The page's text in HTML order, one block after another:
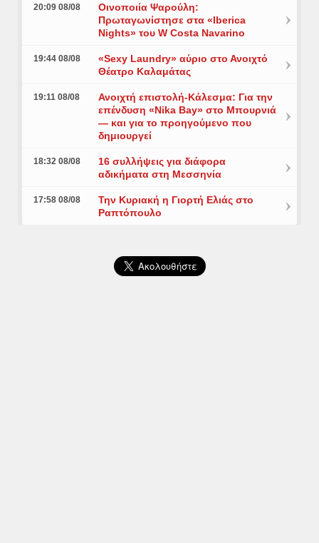
20:09 08/08
Οινοποιία Ψαρούλη:
Πρωταγωνίστησε στα «Iberica
Nights» του W Costa Navarino
19:44 08/08
«Sexy Laundry» αύριο στο Ανοιχτό
Θέατρο Καλαμάτας
19:11 08/08
Ανοιχτή επιστολή-Κάλεσμα: Για την
επένδυση «Nika Bay» στο Μπουρνιά
— και για το προηγούμενο που
δημιουργεί
18:32 08/08
16 συλλήψεις για διάφορα
αδικήματα στη Μεσσηνία
17:58 08/08
Την Κυριακή η Γιορτή Ελιάς στο
Ραπτόπουλο